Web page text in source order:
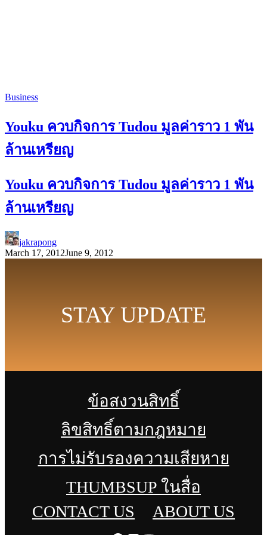
Business
Youku ควบกิจการ Tudou มูลค่าราว 1 พัน
ล้านเหรียญ
Youku ควบกิจการ Tudou มูลค่าราว 1 พัน
ล้านเหรียญ
jakrapong
March 17, 2012June 9, 2012
STAY UPDATE
ข้อสงวนสิทธิ์
ลิขสิทธิ์ตามกฎหมาย
การไม่รับรองความเสียหาย
THUMBSUP ในสื่อ
CONTACT US
ABOUT US